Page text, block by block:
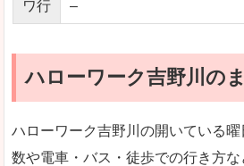
ワ行 –
ハローワーク吉野川の
ハローワーク吉野川の開いている
数や電車・バス・徒歩での行き方